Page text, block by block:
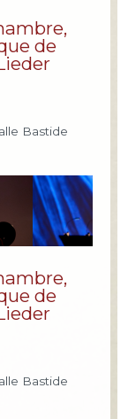
de
Bastide
de
Bastide